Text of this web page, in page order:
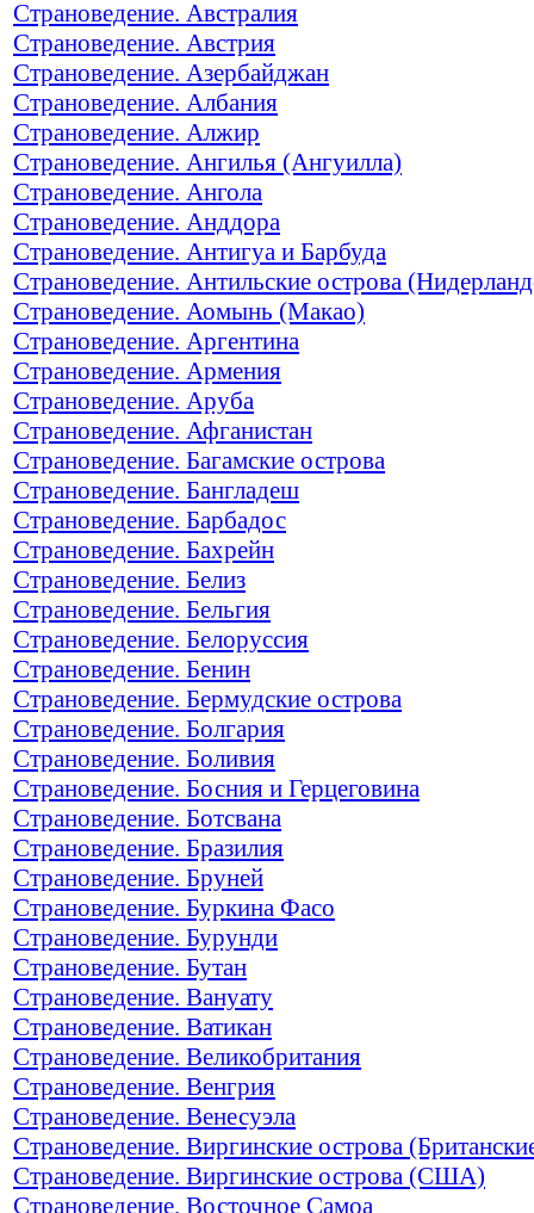
Страноведение. Австралия
Страноведение. Австрия
Страноведение. Азербайджан
Страноведение. Албания
Страноведение. Алжир
Страноведение. Ангилья (Ангуилла)
Страноведение. Ангола
Страноведение. Анддора
Страноведение. Антигуа и Барбуда
Страноведение. Антильские острова
Страноведение. Аомынь (Макао)
Страноведение. Аргентина
Страноведение. Армения
Страноведение. Аруба
Страноведение. Афганистан
Страноведение. Багамские острова
Страноведение. Бангладеш
Страноведение. Барбадос
Страноведение. Бахрейн
Страноведение. Белиз
Страноведение. Бельгия
Страноведение. Белоруссия
Страноведение. Бенин
Страноведение. Бермудские острова
Страноведение. Болгария
Страноведение. Боливия
Страноведение. Босния и Герцеговина
Страноведение. Ботсвана
Страноведение. Бразилия
Страноведение. Бруней
Страноведение. Буркина Фасо
Страноведение. Бурунди
Страноведение. Бутан
Страноведение. Вануату
Страноведение. Ватикан
Страноведение. Великобритания
Страноведение. Венгрия
Страноведение. Венесуэла
Страноведение. Виргинские острова
Страноведение. Виргинские острова (США)
Страноведение. Восточное Самоа